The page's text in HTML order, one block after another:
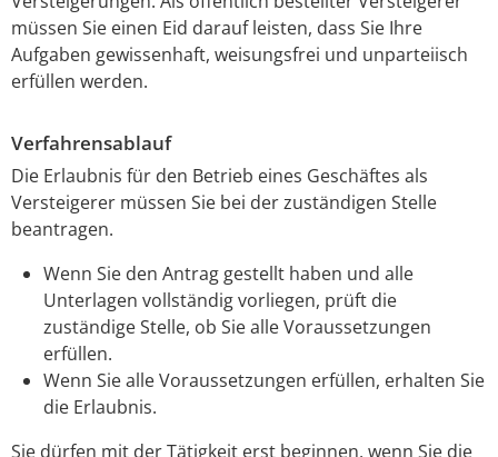
müssen Sie einen Eid darauf leisten, dass Sie Ihre
Aufgaben gewissenhaft, weisungsfrei und unparteiisch
erfüllen werden.
Verfahrensablauf
Die Erlaubnis für den Betrieb eines Geschäftes als
Versteigerer müssen Sie bei der zuständigen Stelle
beantragen.
Wenn Sie den Antrag gestellt haben und alle
Unterlagen vollständig vorliegen, prüft die
zuständige Stelle, ob Sie alle Voraussetzungen
erfüllen.
Wenn Sie alle Voraussetzungen erfüllen, erhalten Sie
die Erlaubnis.
Sie dürfen mit der Tätigkeit erst beginnen, wenn Sie die